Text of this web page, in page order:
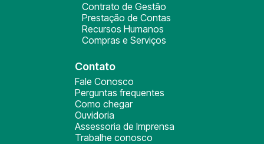
Contrato de Gestão
Prestação de Contas
Recursos Humanos
Compras e Serviços
Contato
Fale Conosco
Perguntas frequentes
Como chegar
Ouvidoria
Assessoria de Imprensa
Trabalhe conosco